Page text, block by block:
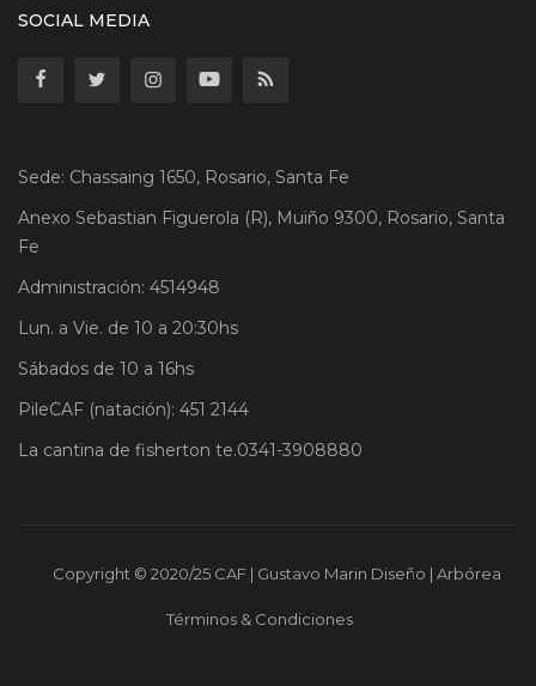
SOCIAL MEDIA
Sede: Chassaing 1650, Rosario, Santa Fe
Anexo Sebastian Figuerola (R), Muiño 9300, Rosario, Santa
Fe
Administración: 4514948
Lun. a Vie. de 10 a 20:30hs
Sábados de 10 a 16hs
PileCAF (natación): 451 2144
La cantina de fisherton te.0341-3908880
Copyright © 2020/25 CAF | Gustavo Marin Diseño | Arbórea
Términos & Condiciones